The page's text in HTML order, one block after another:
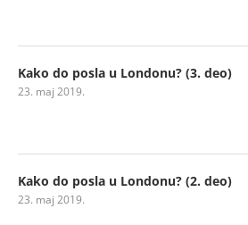
Kako do posla u Londonu? (3. deo)
23. maj 2019.
Kako do posla u Londonu? (2. deo)
23. maj 2019.